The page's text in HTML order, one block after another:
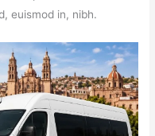
euismod in, nibh.